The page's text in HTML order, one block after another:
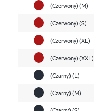
(Czerwony) (M)
(Czerwony) (S)
(Czerwony) (XL)
(Czerwony) (XXL)
(Czarny) (L)
(Czarny) (M)